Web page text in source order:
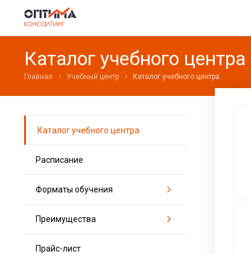
Каталог учебного центра
Главная Учебный центр Каталог учебного центра
Каталог учебного центра
Расписание
Форматы обучения
Тренинги
Онлайн-консультации
Преимущества
Для топ-менеджеров
Прайс-лист